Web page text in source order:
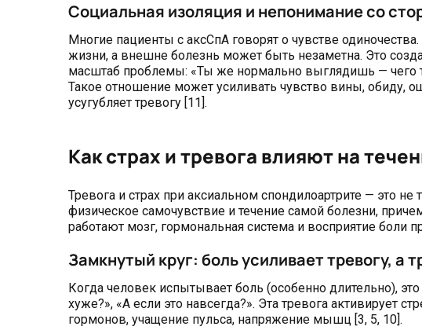
Социальная изоляция и непонимание со
Многие пациенты с аксСпА говорят о чувстве
жизни, а внешне болезнь может быть незаметна. Это
масштаб проблемы: «Ты же нормально выглядишь — чего
Такое отношение может усиливать чувство вины, обиду,
усугубляет тревогу [11].
Как страх и тревога влияют на
Тревога и страх при аксиальном спондилоартрите — это
физическое самочувствие и течение самой болезни,
работают мозг, гормональная система и восприятие боли
Замкнутый круг: боль усиливает тревогу, а
Когда человек испытывает боль (особенно длительно),
хуже?», «А если это навсегда?». Эта тревога активирует
гормонов, учащение пульса, напряжение мышц [3, 5, 10].